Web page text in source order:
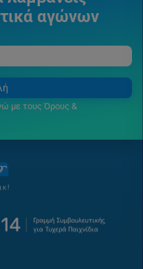
αγώνων
με τους Όρους &